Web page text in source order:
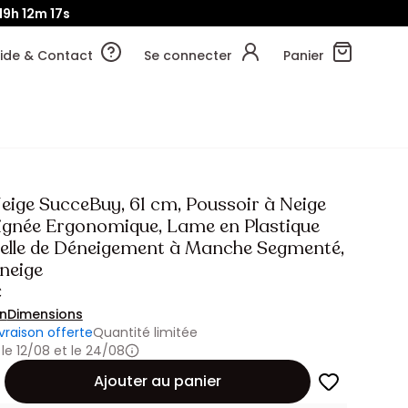
12m 17s
& Contact Se connecter Panier
SucceBuy, 61 cm, Poussoir à Neige
Ergonomique, Lame en Plastique
de Déneigement à Manche Segmenté,
Dimensions
offerteQuantité limitée
12/08 et le 24/08
Ajouter au panier